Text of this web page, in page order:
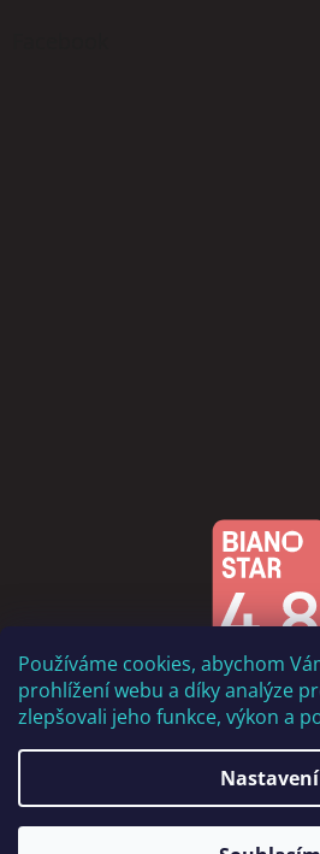
Používáme cookies, abychom
prohlížení webu a díky analýze
zlepšovali jeho funkce, výkon a
Nastavení
Vytvořil